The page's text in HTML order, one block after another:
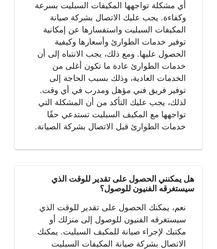
أي مشكلة تواجهها المكيفات السبليت بسرعة
وكفاءة. يجب عليك الاتصال بشركة صيانة
المكيفات السبليت واستفسارها عن إمكانية
توفير خدمات الطوارئ وأسعارها وكيفية
الحصول عليها. ومع ذلك، يجب الانتباه إلى أن
خدمات الطوارئ عادة ما تكون أغلى من
الخدمات العادية، وذلك بسبب الحاجة إلى
توفير فريق فني مؤهل ومدرب في أي وقت.
لذلك، يجب عليك التأكد من أن المشكلة التي
تواجهها مع المكيف السبليت تستدعي حقًا
خدمات الطوارئ قبل الاتصال بشركة الصيانة.
هل يمكنني الحصول على تقدير للوقت الذي
سيستغرقه الفنيون للوصول؟
نعم، يمكنك الحصول على تقدير للوقت الذي
سيستغرقه الفنيون للوصول إلى منزلك أو
مكتبك لإجراء صيانة للمكيف السبليت. يمكنك
الاتصال بشركة صيانة المكيفات السبليت